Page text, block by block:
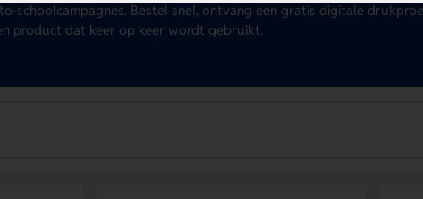
schoolcampagnes. Bestel snel, ontvang een gratis digitale
product dat keer op keer wordt gebruikt.